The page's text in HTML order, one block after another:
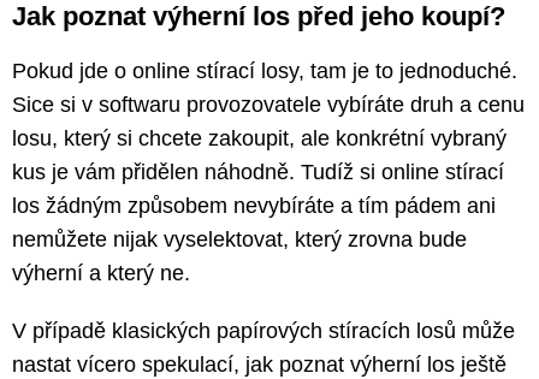
Jak poznat výherní los před jeho koupí?
Pokud jde o online stírací losy, tam je to jednoduché.
Sice si v softwaru provozovatele vybíráte druh a cenu
losu, který si chcete zakoupit, ale konkrétní vybraný
kus je vám přidělen náhodně. Tudíž si online stírací
los žádným způsobem nevybíráte a tím pádem ani
nemůžete nijak vyselektovat, který zrovna bude
výherní a který ne.
V případě klasických papírových stíracích losů může
nastat vícero spekulací, jak poznat výherní los ještě